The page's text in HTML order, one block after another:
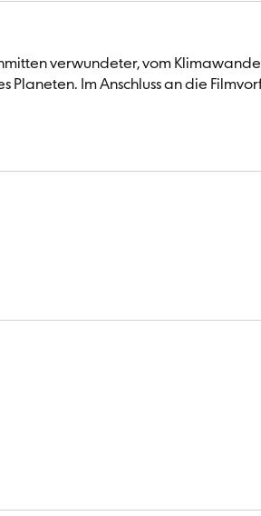
verwundeter, vom
Im Anschluss an die